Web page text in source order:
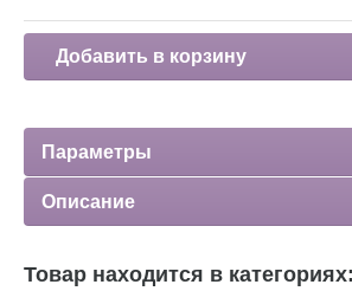
Добавить в корзину
Параметры
Описание
Товар находится в категориях: